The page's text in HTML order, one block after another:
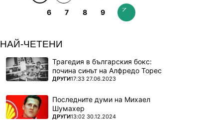
6 7 8 9
НАЙ-ЧЕТЕНИ
Трагедия в българския бокс:
почина синът на Алфредо Торес
ПОВЕЧЕ ОТ
ДРУГИ17:33 27.06.2023
Последните думи на Михаел
Шумахер
ПОВЕЧЕ ОТ
ДРУГИ13:02 30.12.2024